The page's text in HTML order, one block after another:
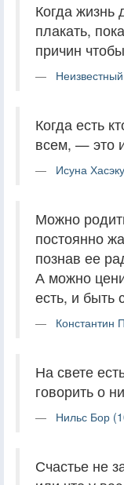
Когда жизнь
плакать,
причин
Когда есть
всем, — это
Исуна
Можно
постоянно
познав ее
А можно
есть, и быть
Константин
На свете
говорить о
Нильс Бор
Счастье не